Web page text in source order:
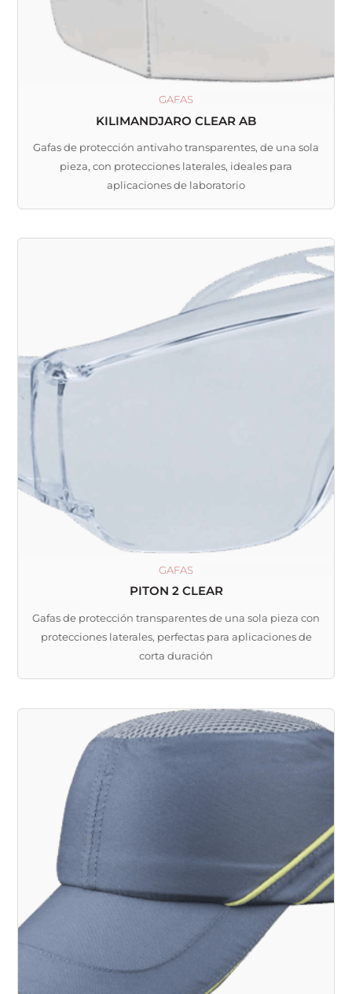
GAFAS
KILIMANDJARO CLEAR AB
Gafas de protección antivaho transparentes, de una sola
pieza, con protecciones laterales, ideales para
aplicaciones de laboratorio
GAFAS
PITON 2 CLEAR
Gafas de protección transparentes de una sola pieza con
protecciones laterales, perfectas para aplicaciones de
corta duración
Este
producto
elegir
la